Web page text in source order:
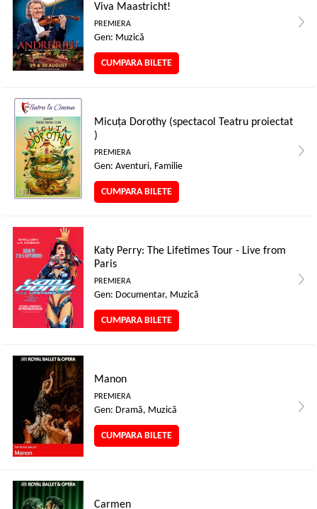
Viva Maastricht!
PREMIERA
Gen: Muzică
CUMPARA BILETE
Micuța Dorothy (spectacol Teatru proiectat
)
PREMIERA
Gen: Aventuri, Familie
CUMPARA BILETE
Katy Perry: The Lifetimes Tour - Live from
Paris
PREMIERA
Gen: Documentar, Muzică
CUMPARA BILETE
Manon
PREMIERA
Gen: Dramă, Muzică
CUMPARA BILETE
Carmen